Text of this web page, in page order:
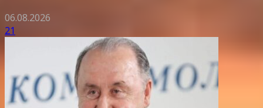
06.08.2026
21